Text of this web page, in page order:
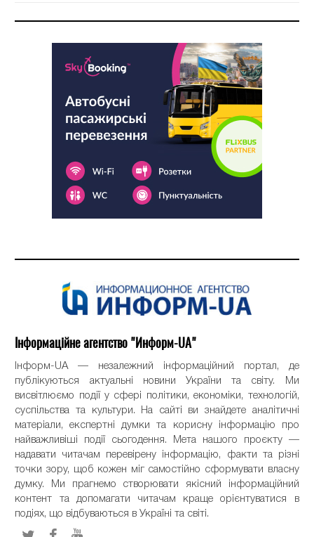
Інформаційне агентство "Информ-UA"
Інформ-UA — незалежний інформаційний портал, де
публікуються актуальні новини України та світу. Ми
висвітлюємо події у сфері політики, економіки, технологій,
суспільства та культури. На сайті ви знайдете аналітичні
матеріали, експертні думки та корисну інформацію про
найважливіші події сьогодення. Мета нашого проєкту —
надавати читачам перевірену інформацію, факти та різні
точки зору, щоб кожен міг самостійно сформувати власну
думку. Ми прагнемо створювати якісний інформаційний
контент та допомагати читачам краще орієнтуватися в
подіях, що відбуваються в Україні та світі.